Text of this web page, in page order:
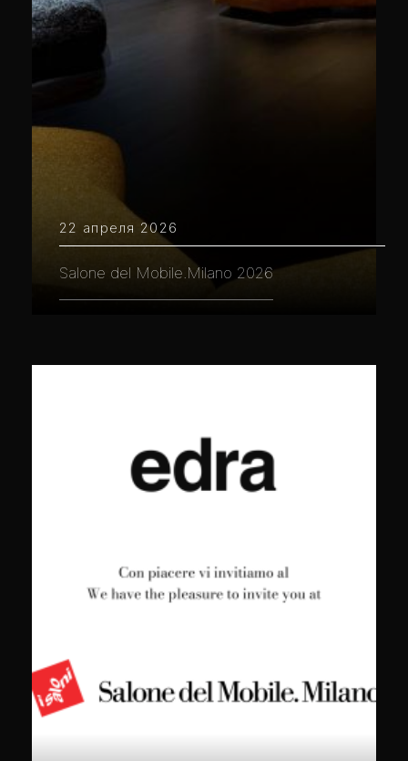
22 апреля 2026
Salone del Mobile.Milano 2026